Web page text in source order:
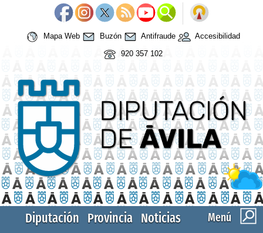
Mapa Web Buzón Antifraude
Accesibilidad
920 357 102
Menú
Diputación Provincia Noticias